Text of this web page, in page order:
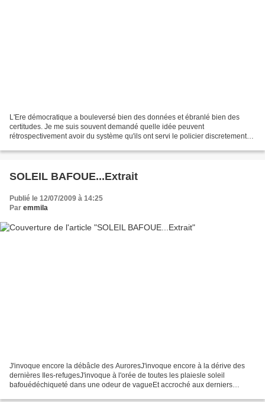
L'Ere démocratique a bouleversé bien des données et ébranlé bien des
certitudes. Je me suis souvent demandé quelle idée peuvent
rétrospectivement avoir du système qu'ils ont servi le policier discretement
SOLEIL BAFOUE...Extrait
Publié le 12/07/2009 à 14:25
Par emmila
J'invoque encore la débâcle des AuroresJ'invoque encore à la dérive des
dernières Iles-refugesJ'invoque à l'orée de toutes les plaiesle soleil
bafouédéchiqueté dans une odeur de vagueEt accroché aux derniers